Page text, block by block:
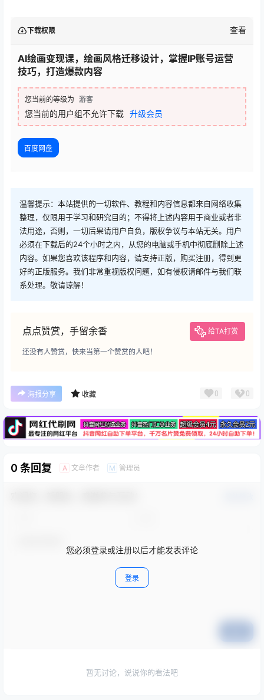
下载权限 查看
AI绘画变现课，绘画风格迁移设计，掌握IP账号运营
技巧，打造爆款内容
您当前的等级为 游客
您当前的用户组不允许下载 升级会员
百度网盘
温馨提示：本站提供的一切软件、教程和内容信息都来自网络收集
整理，仅限用于学习和研究目的；不得将上述内容用于商业或者非
法用途，否则，一切后果请用户自负，版权争议与本站无关。用户
必须在下载后的24个小时之内，从您的电脑或手机中彻底删除上述
内容。如果您喜欢该程序和内容，请支持正版，购买注册，得到更
好的正版服务。我们非常重视版权问题，如有侵权请邮件与我们联
系处理。敬请谅解！
点点赞赏，手留余香 给TA打赏
还没有人赞赏，快来当第一个赞赏的人吧！
海报分享 收藏 0 0
广告
0 条回复 A 文章作者 M 管理员
您必须登录或注册以后才能发表评论
登录
暂无讨论，说说你的看法吧